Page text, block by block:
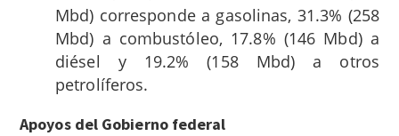
Mbd) corresponde a gasolinas, 31.3% (258
Mbd) a combustóleo, 17.8% (146 Mbd) a
diésel y 19.2% (158 Mbd) a otros
petrolíferos.
Apoyos del Gobierno federal